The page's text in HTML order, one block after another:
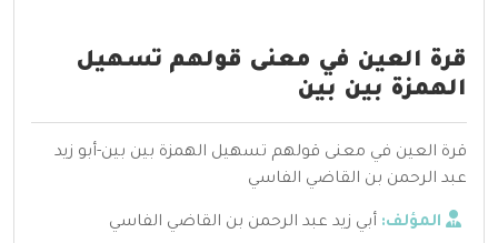
قرة العين في معنى قولهم تسهيل
الهمزة بين بين
قرة العين في معنى قولهم تسهيل الهمزة بين بين-أبو زيد
عبد الرحمن بن القاضي الفاسي
المؤلف: أبي زيد عبد الرحمن بن القاضي الفاسي